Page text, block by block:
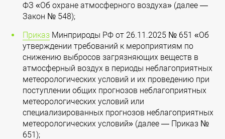
ФЗ «Об охране атмосферного воздуха» (далее —
Закон № 548);
Приказ Минприроды РФ от 26.11.2025 № 651 «Об
утверждении требований к мероприятиям по
снижению выбросов загрязняющих веществ в
атмосферный воздух в периоды неблагоприятных
метеорологических условий и их проведению при
поступлении общих прогнозов неблагоприятных
метеорологических условий или
специализированных прогнозов неблагоприятных
метеорологических условий» (далее — Приказ №
651);